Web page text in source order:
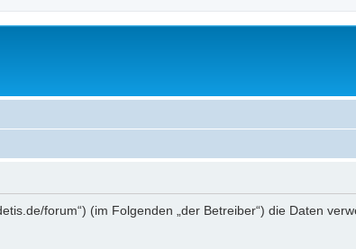
forum“) (im Folgenden „der Betreiber“) die Daten